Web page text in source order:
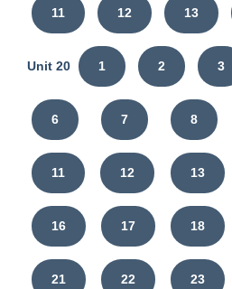
11 12 13
Unit 20 1 2 3
6 7 8
11 12 13
16 17 18
21 22 23